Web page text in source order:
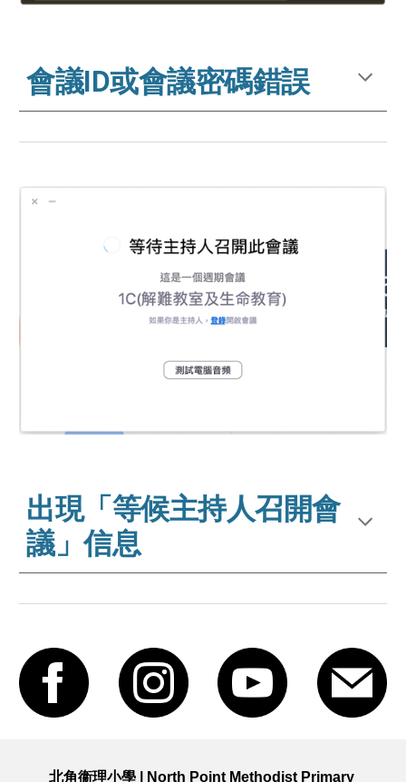
會議ID或會議密碼錯誤
出現「等候主持人召開會
議」信息
北角衞理小學 | North Point Methodist Primary